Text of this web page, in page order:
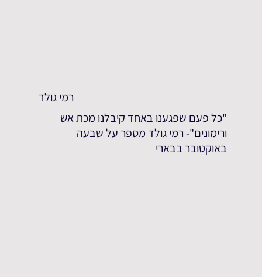
רמי גולד
"כל פעם שפגענו באחד קיבלנו מכת אש
ורימונים"- רמי גולד מספר על שבעה
באוקטובר בבארי